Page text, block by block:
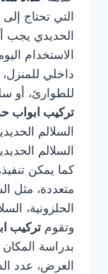
التي تحتاج
الحديدي يجب
الاستخدام
داخلي
للطوارئ، أو
تركيب ابواب
السلالم
السلالم
كما يمكن
متعددة، مثل
الحلزونية،
وتقوم تركيب
بدراسة المكان
العرض، عدد